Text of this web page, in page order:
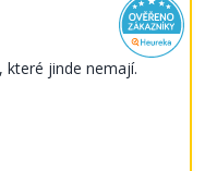
které jinde nemají.